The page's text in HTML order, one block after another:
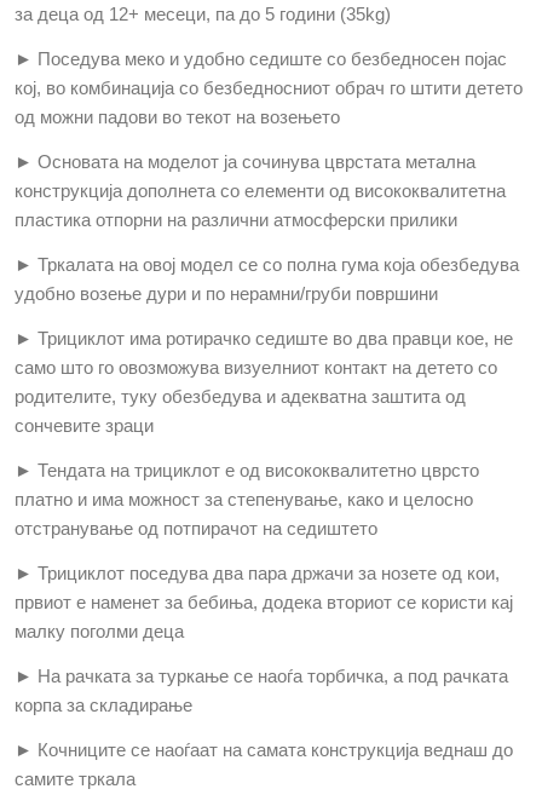
за деца од 12+ месеци, па до 5 години (35kg)
► Поседува меко и удобно седиште со безбедносен појас
кој, во комбинација со безбедносниот обрач го штити детето
од можни падови во текот на возењето
► Основата на моделот ја сочинува цврстата метална
конструкција дополнета со елементи од висококвалитетна
пластика отпорни на различни атмосферски прилики
► Тркалата на овој модел се со полна гума која обезбедува
удобно возење дури и по нерамни/груби површини
► Трициклот има ротирачко седиште во два правци кое, не
само што го овозможува визуелниот контакт на детето со
родителите, туку обезбедува и адекватна заштита од
сончевите зраци
► Тендата на трициклот е од висококвалитетно цврсто
платно и има можност за степенување, како и целосно
отстранување од потпирачот на седиштето
► Трициклот поседува два пара држачи за нозете од кои,
првиот е наменет за бебиња, додека вториот се користи кај
малку поголми деца
► На рачката за туркање се наоѓа торбичка, а под рачката
корпа за складирање
► Кочниците се наоѓаат на самата конструкција веднаш до
самите тркала